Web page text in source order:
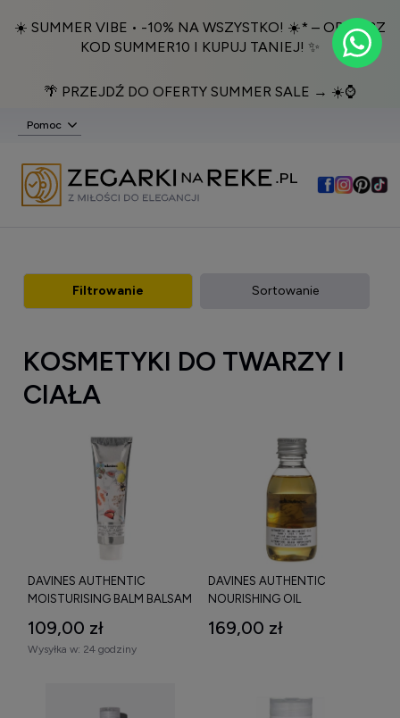
☀️ SUMMER VIBE • -10% NA WSZYSTKO! ☀️* – ODBIERZ
KOD SUMMER10 I KUPUJ TANIEJ! ✨
🌴 PRZEJDŹ DO OFERTY SUMMER SALE → ☀️⌚️
Pomoc
Filtrowanie Sortowanie
KOSMETYKI DO TWARZY I
CIAŁA
DAVINES AUTHENTIC
MOISTURISING BALM BALSAM
109,00 zł
Wysyłka w: 24 godziny
DAVINES AUTHENTIC
NOURISHING OIL
OLEJEK DO TWARZY, CIAŁA I
169,00 zł